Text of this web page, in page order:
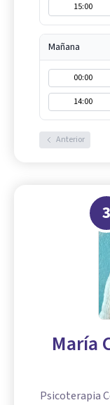
15:00
Mañana
00:00
14:00
Anterior
3
María
Psicoterapia